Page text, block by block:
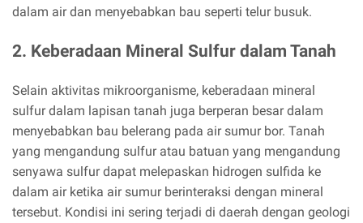
dalam air dan menyebabkan bau seperti telur busuk.
2. Keberadaan Mineral Sulfur dalam Tanah
Selain aktivitas mikroorganisme, keberadaan mineral
sulfur dalam lapisan tanah juga berperan besar dalam
menyebabkan bau belerang pada air sumur bor. Tanah
yang mengandung sulfur atau batuan yang mengandung
senyawa sulfur dapat melepaskan hidrogen sulfida ke
dalam air ketika air sumur berinteraksi dengan mineral
tersebut. Kondisi ini sering terjadi di daerah dengan geologi